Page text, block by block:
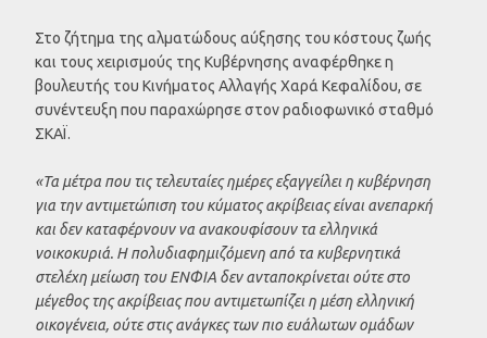
Στο ζήτημα της αλματώδους αύξησης του κόστους ζωής
και τους χειρισμούς της Κυβέρνησης αναφέρθηκε η
βουλευτής του Κινήματος Αλλαγής Χαρά Κεφαλίδου, σε
συνέντευξη που παραχώρησε στον ραδιοφωνικό σταθμό
ΣΚΑΪ.
«Τα μέτρα που τις τελευταίες ημέρες εξαγγείλει η κυβέρνηση
για την αντιμετώπιση του κύματος ακρίβειας είναι ανεπαρκή
και δεν καταφέρνουν να ανακουφίσουν τα ελληνικά
νοικοκυριά. Η πολυδιαφημιζόμενη από τα κυβερνητικά
στελέχη μείωση του ΕΝΦΙΑ δεν ανταποκρίνεται ούτε στο
μέγεθος της ακρίβειας που αντιμετωπίζει η μέση ελληνική
οικογένεια, ούτε στις ανάγκες των πιο ευάλωτων ομάδων